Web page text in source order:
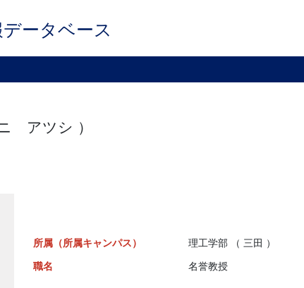
ータベース
アツシ ）
所属（所属キャンパス）
理工学部 （ 三田 ）
職名
名誉教授